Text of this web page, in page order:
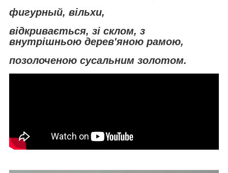
фигурный, вільхи,
відкривається, зі склом, з
внутрішньою дерев'яною рамою,
позолоченою сусальним золотом.